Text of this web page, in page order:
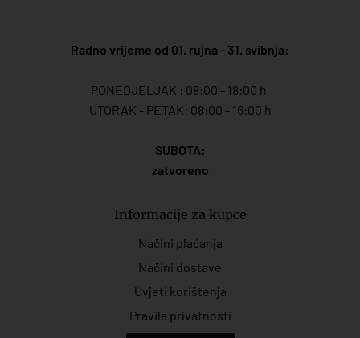
Radno vrijeme od 01. rujna - 31. svibnja:
PONEDJELJAK : 08:00 - 18:00 h
UTORAK - PETAK: 08:00 - 16:00 h
SUBOTA:
zatvoreno
Informacije za kupce
Načini plaćanja
Načini dostave
Uvjeti korištenja
Pravila privatnosti